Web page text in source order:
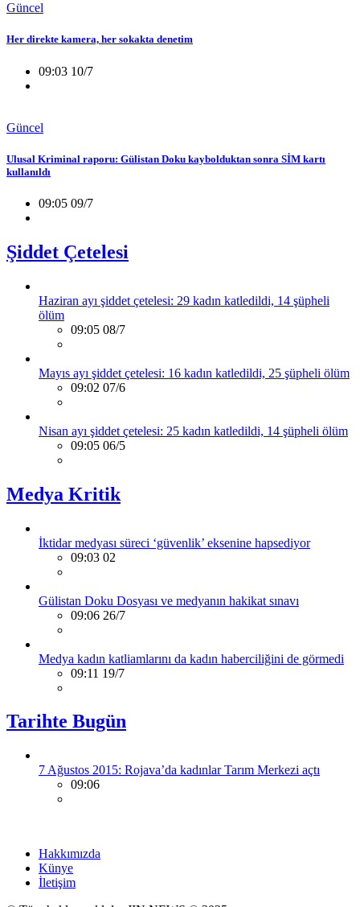
Güncel
Her direkte kamera, her sokakta denetim
09:03 10/7
Güncel
Ulusal Kriminal raporu: Gülistan Doku kaybolduktan sonra SİM kartı
kullanıldı
09:05 09/7
Şiddet Çetelesi
Haziran ayı şiddet çetelesi: 29 kadın katledildi, 14 şüpheli
ölüm
09:05 08/7
Mayıs ayı şiddet çetelesi: 16 kadın katledildi, 25 şüpheli ölüm
09:02 07/6
Nisan ayı şiddet çetelesi: 25 kadın katledildi, 14 şüpheli ölüm
09:05 06/5
Medya Kritik
İktidar medyası süreci ‘güvenlik’ eksenine hapsediyor
09:03 02
Gülistan Doku Dosyası ve medyanın hakikat sınavı
09:06 26/7
Medya kadın katliamlarını da kadın haberciliğini de görmedi
09:11 19/7
Tarihte Bugün
7 Ağustos 2015: Rojava’da kadınlar Tarım Merkezi açtı
09:06
Hakkımızda
Künye
İletişim